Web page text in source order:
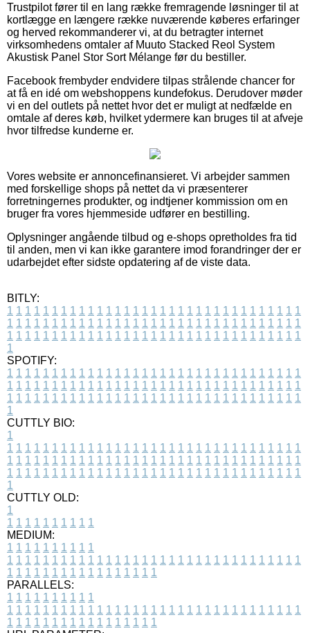
Trustpilot fører til en lang række fremragende løsninger til at
kortlægge en længere række nuværende køberes erfaringer
og herved rekommanderer vi, at du betragter internet
virksomhedens omtaler af Muuto Stacked Reol System
Akustisk Panel Stor Sort Mélange før du bestiller.
Facebook frembyder endvidere tilpas strålende chancer for
at få en idé om webshoppens kundefokus. Derudover møder
vi en del outlets på nettet hvor det er muligt at nedfælde en
omtale af deres køb, hvilket ydermere kan bruges til at afveje
hvor tilfredse kunderne er.
Vores website er annoncefinansieret. Vi arbejder sammen
med forskellige shops på nettet da vi præsenterer
forretningernes produkter, og indtjener kommission om en
bruger fra vores hjemmeside udfører en bestilling.
Oplysninger angående tilbud og e-shops opretholdes fra tid
til anden, men vi kan ikke garantere imod forandringer der er
udarbejdet efter sidste opdatering af de viste data.
BITLY:
1 1 1 1 1 1 1 1 1 1 1 1 1 1 1 1 1 1 1 1 1 1 1 1 1 1 1 1 1 1 1 1 1
1 1 1 1 1 1 1 1 1 1 1 1 1 1 1 1 1 1 1 1 1 1 1 1 1 1 1 1 1 1 1 1 1
1 1 1 1 1 1 1 1 1 1 1 1 1 1 1 1 1 1 1 1 1 1 1 1 1 1 1 1 1 1 1 1 1
1
SPOTIFY:
1 1 1 1 1 1 1 1 1 1 1 1 1 1 1 1 1 1 1 1 1 1 1 1 1 1 1 1 1 1 1 1 1
1 1 1 1 1 1 1 1 1 1 1 1 1 1 1 1 1 1 1 1 1 1 1 1 1 1 1 1 1 1 1 1 1
1 1 1 1 1 1 1 1 1 1 1 1 1 1 1 1 1 1 1 1 1 1 1 1 1 1 1 1 1 1 1 1 1
1
CUTTLY BIO:
1
1 1 1 1 1 1 1 1 1 1 1 1 1 1 1 1 1 1 1 1 1 1 1 1 1 1 1 1 1 1 1 1 1
1 1 1 1 1 1 1 1 1 1 1 1 1 1 1 1 1 1 1 1 1 1 1 1 1 1 1 1 1 1 1 1 1
1 1 1 1 1 1 1 1 1 1 1 1 1 1 1 1 1 1 1 1 1 1 1 1 1 1 1 1 1 1 1 1 1
1
CUTTLY OLD:
1
1 1 1 1 1 1 1 1 1 1
MEDIUM:
1 1 1 1 1 1 1 1 1 1
1 1 1 1 1 1 1 1 1 1 1 1 1 1 1 1 1 1 1 1 1 1 1 1 1 1 1 1 1 1 1 1 1
1 1 1 1 1 1 1 1 1 1 1 1 1 1 1 1 1
PARALLELS:
1 1 1 1 1 1 1 1 1 1
1 1 1 1 1 1 1 1 1 1 1 1 1 1 1 1 1 1 1 1 1 1 1 1 1 1 1 1 1 1 1 1 1
1 1 1 1 1 1 1 1 1 1 1 1 1 1 1 1 1